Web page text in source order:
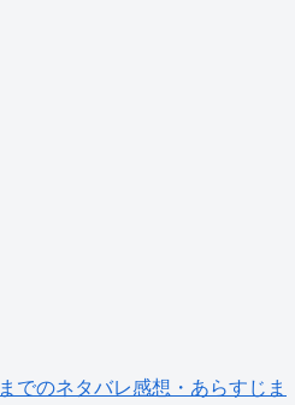
でのネタバレ感想・あらすじま